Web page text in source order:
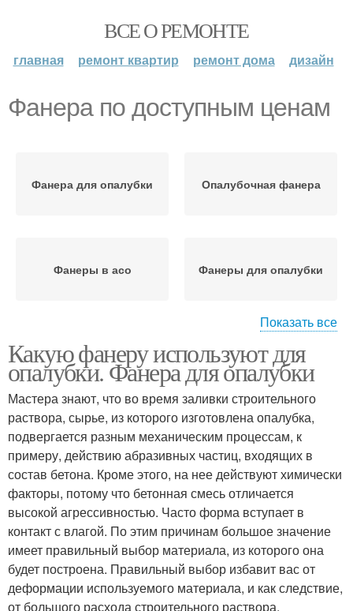
ВСЕ О РЕМОНТЕ
главная ремонт квартир ремонт дома дизайн
Фанера по доступным ценам
Фанера для опалубки Опалубочная фанера
Фанеры в асо Фанеры для опалубки
Фанера для
бетонирования
Показать все
Какую фанеру используют для
опалубки. Фанера для опалубки
Мастера знают, что во время заливки строительного
раствора, сырье, из которого изготовлена опалубка,
подвергается разным механическим процессам, к
примеру, действию абразивных частиц, входящих в
состав бетона. Кроме этого, на нее действуют химически
факторы, потому что бетонная смесь отличается
высокой агрессивностью. Часто форма вступает в
контакт с влагой. По этим причинам большое значение
имеет правильный выбор материала, из которого она
будет построена. Правильный выбор избавит вас от
деформации используемого материала, и как следствие,
от большого расхода строительного раствора.